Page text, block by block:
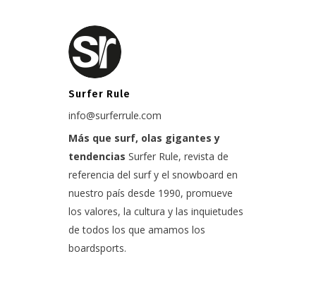
Surfer Rule
info@surferrule.com
Más que surf, olas gigantes y
tendencias Surfer Rule, revista de
referencia del surf y el snowboard en
nuestro país desde 1990, promueve
los valores, la cultura y las inquietudes
de todos los que amamos los
boardsports.